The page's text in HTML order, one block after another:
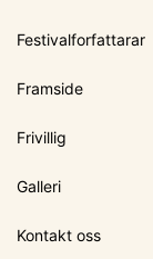
Festivalforfattarar
Framside
Frivillig
Galleri
Kontakt oss